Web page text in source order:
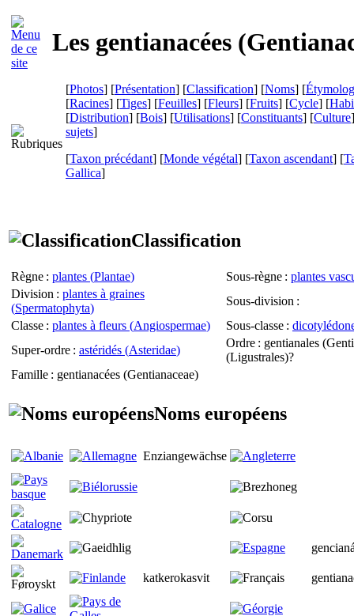
Les gentianacées (
[Photos] [Présentation] [Classification] [Noms] [
[Racines] [Tiges] [Feuilles] [Fleurs] [Fruits] [Cycle] [
[Distribution] [Bois] [Utilisations] [Constituants] [Culture
sujets]
[Taxon précédant] [Monde végétal] [Taxon ascendant] [
Gallica]
Classification
Règne : plantes (Plantae) Sous-règne : plantes
Division : plantes à graines
(Spermatophyta)
Sous-division :
Classe : plantes à fleurs (Angiospermae) Sous-classe :
Super-ordre : astéridés (Asteridae)
Ordre : gentianales (
(Ligustrales)?
Famille : gentianacées (Gentianaceae)
Noms européens
Enziangewächse
katkerokasvit